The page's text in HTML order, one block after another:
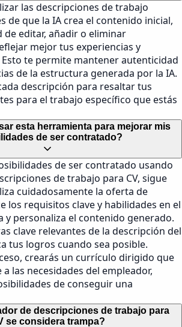
las descripciones de trabajo
de que la IA crea el contenido inicial,
de editar, añadir o eliminar
mejor tus experiencias y
te permite mantener autenticidad
de la estructura generada por la IA.
descripción para resaltar tus
para el trabajo específico que estás
esta herramienta para mejorar mis
de ser contratado?
de ser contratado usando
de trabajo para CV, sigue
cuidadosamente la oferta de
los requisitos clave y habilidades en el
y personaliza el contenido generado.
clave relevantes de la descripción del
tus logros cuando sea posible.
crearás un currículo dirigido que
las necesidades del empleador,
de conseguir una
de descripciones de trabajo para
se considera trampa?